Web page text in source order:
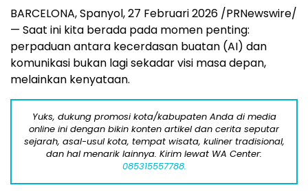
BARCELONA, Spanyol, 27 Februari 2026 /PRNewswire/
— Saat ini kita berada pada momen penting:
perpaduan antara kecerdasan buatan (AI) dan
komunikasi bukan lagi sekadar visi masa depan,
melainkan kenyataan.
Yuks, dukung promosi kota/kabupaten Anda di media
online ini dengan bikin konten artikel dan cerita seputar
sejarah, asal-usul kota, tempat wisata, kuliner tradisional,
dan hal menarik lainnya. Kirim lewat WA Center:
085315557788.